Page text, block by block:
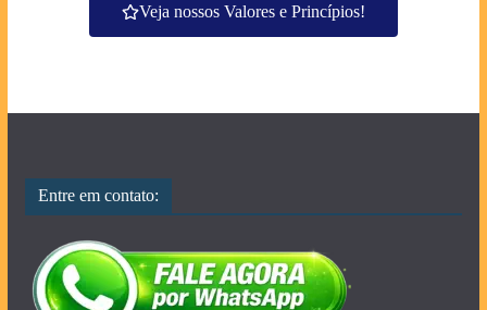
Veja nossos Valores e Princípios!
Entre em contato: